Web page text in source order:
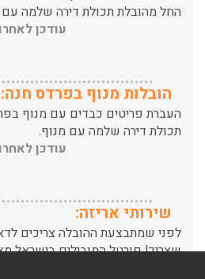
תכולת דירה שלמה עם מנוף.
עודכן לאחרונה: 24/02/
שצריך! פורטל המובילים בישראל
ברמה הגבוהה ביותר, לקבלת הצעת
עודכן לאחרונה: 31/05/